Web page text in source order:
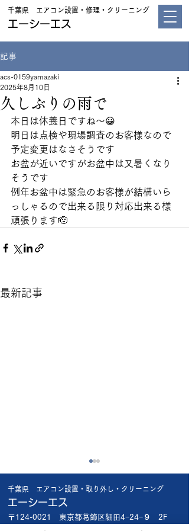
千葉県 エアコン設置・修理・クリーニング
エーシーエス
記事
久しぶりの雨で
acs-0159yamazaki
2025年8月10日
本日は休養日ですね～😀
明日は点検や現場調査のお客様なので
予定変更はなさそうです
お盆が近いですがお盆中は又暑くなり
そうです
例年お盆中は緊急のお客様が結構いら
っしゃるので出来る限り対応出来る様
頑張ります🫡
最新記事
昨日の工事で😱
昨日船橋市内の新規のお客様
宅 1階で新品エアコン入れ替
千葉県 エアコン設置・取り外し・クリーニング
エーシーエス
〒124-0021 東京都葛飾区細田4−24−９ 2F